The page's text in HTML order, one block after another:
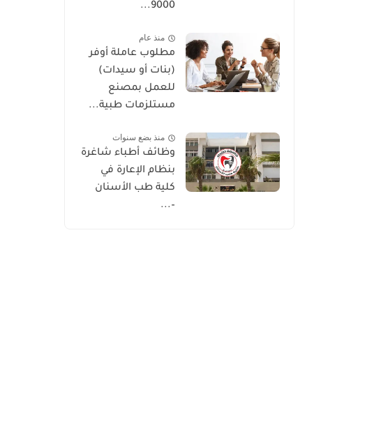
9000...
منذ عام
مطلوب عاملة أوفر
(بنات أو سيدات)
للعمل بمصنع
مستلزمات طبية...
منذ بضع سنوات
وظائف أطباء شاغرة
بنظام الإعارة في
كلية طب الأسنان
–...